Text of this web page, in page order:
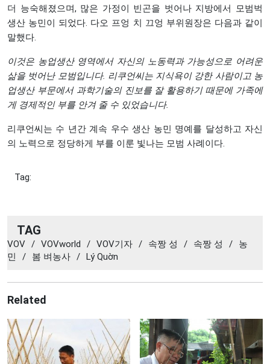
더 능숙해졌으며, 많은 가정이 빈곤을 벗어나 지방에서 모범벅
생산 농민이 되었다. 다오 프엉 치 끄엉 부위원장은 다음과 같이
말했다.
이것은 농업생산 영역에서 자신의 노동력과 가능성으로 어려운
삶을 벗어난 모범입니다. 리쿠언씨는 지식욕이 강한 사람이고 농
업생산 부문에서 과학기술의 진보를 잘 활용하기 때문에 가족에
게 경제적인 부를 안겨 줄 수 있었습니다.
리쿠언씨는 수 년간 계속 우수 생산 농민 명예를 달성하고 자신
의 노력으로 정당하게 부를 이룬 빛나는 모범 사례이다.
Tag:
TAG
VOV / VOVworld / VOV기자 / 속짱 성 / 속짱 성 /
농
민
/ 봄 벼농사 / Lý Quờn
Related